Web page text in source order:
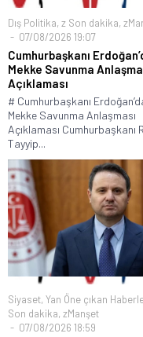
Dış Politika, z Son dakika,
07/08/2026 19:07
Cumhurbaşkanı
Mekke Savunma
Açıklaması
# Cumhurbaşkanı
Mekke Savunma Anlaşması
Açıklaması Cumhurbaşkanı
Tayyip...
Siyaset, Yan Öne çıkan
Son dakika, zManşet
07/08/2026 18:59